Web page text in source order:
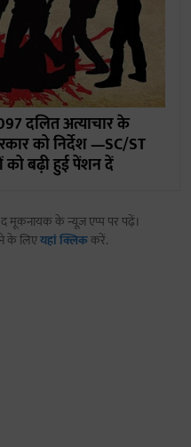
दलित अत्याचार के
को निर्देश —SC/ST
को बढ़ी हुई पेंशन दें
मूकनायक के न्यूज़ एप्प पर पढ़ें।
के लिएयहां क्लिककरें.